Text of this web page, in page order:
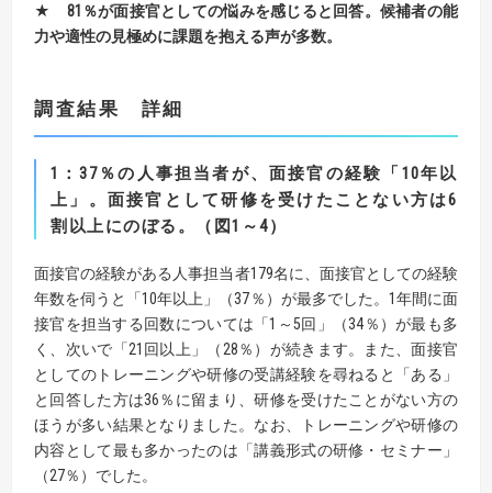
★ 81 ％が面接官としての悩みを感じると回答。 候補者の能
力や適性の見極めに課題を抱える声が多数。
調査結果 詳細
1 ：37％の人事担当者が、面接官の経験「10年以
上」。面接官として研修を受けたことない方は6
割以上にのぼる。
（図1 ～4）
面接官の経験がある人事担当者179名に、面接官としての経験
年数を伺うと「10年以上」（37％）が最多でした。1年間に面
接官を担当する回数については「1～5回」（34％）が最も多
く、次いで「21回以上」（28％）が続きます。また、面接官
としてのトレーニングや研修の受講経験を尋ねると「ある」
と回答した方は36％に留まり、研修を受けたことがない方の
ほうが多い結果となりました。なお、トレーニングや研修の
内容として最も多かったのは「講義形式の研修・セミナー」
（27％）でした。